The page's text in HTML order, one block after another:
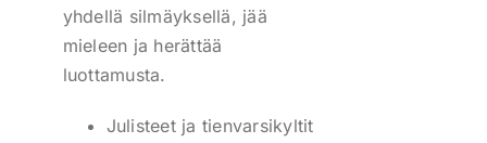
yhdellä silmäyksellä, jää
mieleen ja herättää
luottamusta.
Julisteet ja tienvarsikyltit